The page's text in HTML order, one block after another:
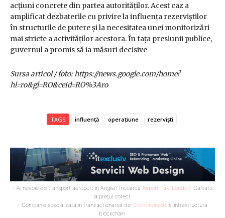
acțiuni concrete din partea autorităților. Acest caz a
amplificat dezbaterile cu privire la influența rezerviștilor
în structurile de putere și la necesitatea unei monitorizări
mai stricte a activităților acestora. În fața presiunii publice,
guvernul a promis să ia măsuri decisive
Sursa articol / foto: https://news.google.com/home?
hl=ro&gl=RO&ceid=RO%3Aro
TAGS influență operațiune rezerviști
- Ai nevoie de transport aeroport in Anglia? Încearcă Airport Taxi London. Calitate
la prețul corect.
- Companie specializata in tranzactionarea de Criptomonede si infrastructura
blockchain.